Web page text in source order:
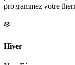
programmez votre
❄️
Hiver